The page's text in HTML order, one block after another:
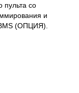
пульта со
и
(ОПЦИЯ).